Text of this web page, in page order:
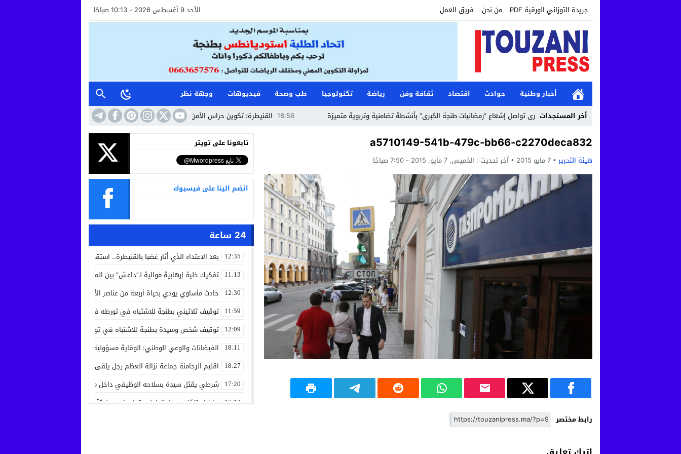
جريدة التوزاني الورقية PDF من نحن فريق العمل الأحد 9 أغسطس 2026 - 10:13 صباحًا
أخبار وطنية حوادث اقتصاد ثقافة وفن رياضة تكنولوجيا طب وصحة فيديوهات
وجهة نظر
أخر المستجدات
القنيطرة: تكوين حراس الأمن وأعوان الاستقبال خطوة نحو مستشفى أكثر إنسانية وأماناً مؤسسة طنجة الكبرى تواصل إشعاع “رمضانيات طنجة الكبرى” بأنشطة تضامنية وتربوية متميزة
a5710149-541b-479c-bb66-c2270deca832
هيئة التحرير 7 مايو 2015 آخر تحديث : الخميس, 7 مايو, 2015 - 7:50 صباحًا
رابط مختصر
تابعونا على تويتر
انضم الينا على فيسبوك
24 ساعة
12:35 بعد الاعتداء الذي أثار غضبا بالقنيطرة.. استقرار الحالة الصحية لسائق
11:13 تفكيك خلية إرهابية موالية لـ”داعش” بين المغرب وإسبانيا في عملية أمنية
12:30 حادث مأساوي يودي بحياة أربعة من عناصر الأمن الوطني في مهمة رسمية
11:59 توقيف ثلاثيني بطنجة للاشتباه في تورطه في جريمة قتل داخل مستشفى بعد
12:09 توقيف شخص وسيدة بطنجة للاشتباه في تورطهما في تزوير شهادات
18:11 الفيضانات والوعي الوطني: الوقاية مسؤولية الجميع
18:27 اقليم الرحامنة جماعة نزالة العظم رجل يلقى حتفه بآلة جني الزيتون داخل
17:20 شرطي يقتل سيدة بسلاحه الوظيفي داخل منزله بسلا الجديدة
17:13 بيان استنكاري حول تداول مقطع فيديو لجثة مواطن من مدينة عيون سيدي